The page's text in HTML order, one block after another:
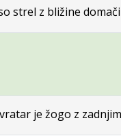
strel z bližine
je žogo z